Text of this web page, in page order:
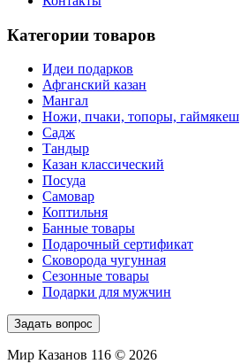
Категории товаров
Идеи подарков
Афганский казан
Мангал
Ножи, пчаки, топоры, гаймякеш
Садж
Тандыр
Казан классический
Посуда
Самовар
Коптильня
Банные товары
Подарочный сертификат
Сковорода чугунная
Сезонные товары
Подарки для мужчин
Задать вопрос
Мир Казанов 116 © 2026